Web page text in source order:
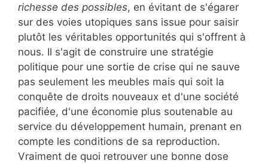
richesse des possibles, en évitant de s'égarer
sur des voies utopiques sans issue pour saisir
plutôt les véritables opportunités qui s'offrent à
nous. Il s'agit de construire une stratégie
politique pour une sortie de crise qui ne sauve
pas seulement les meubles mais qui soit la
conquête de droits nouveaux et d'une société
pacifiée, d'une économie plus soutenable au
service du développement humain, prenant en
compte les conditions de sa reproduction.
Vraiment de quoi retrouver une bonne dose